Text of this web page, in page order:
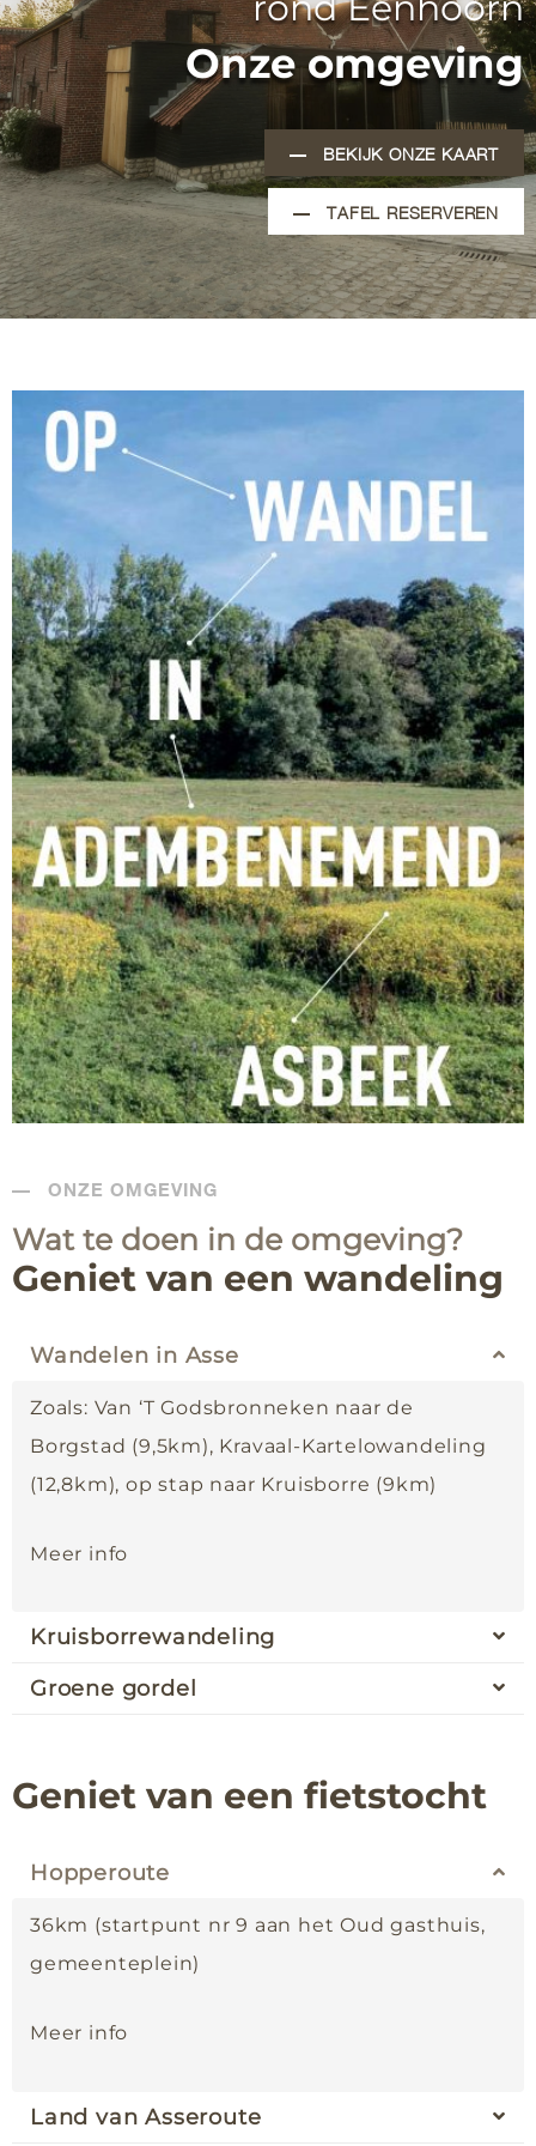
Onze omgeving
BEKIJK ONZE KAART
TAFEL RESERVEREN
ONZE OMGEVING
Wat te doen in de omgeving?
Geniet van een wandeling
Wandelen in Asse
Zoals: Van ‘T Godsbronneken naar de
Borgstad (9,5km), Kravaal-Kartelowandeling
(12,8km), op stap naar Kruisborre (9km)
Meer info
Kruisborrewandeling
Groene gordel
Geniet van een fietstocht
Hopperoute
36km (startpunt nr 9 aan het Oud gasthuis,
gemeenteplein)
Meer info
Land van Asseroute